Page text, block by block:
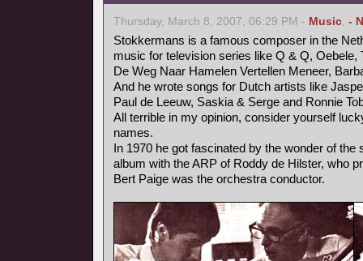
Thursday, March 8, 2007, 06:29 PM - Music, -
Stokkermans is a famous composer in the
music for television series like Q & Q, Oebele,
De Weg Naar Hamelen Vertellen Meneer,
And he wrote songs for Dutch artists like
Paul de Leeuw, Saskia & Serge and Ronnie
All terrible in my opinion, consider yourself
names.
In 1970 he got fascinated by the wonder of the
album with the ARP of Roddy de Hilster, who
Bert Paige was the orchestra conductor.